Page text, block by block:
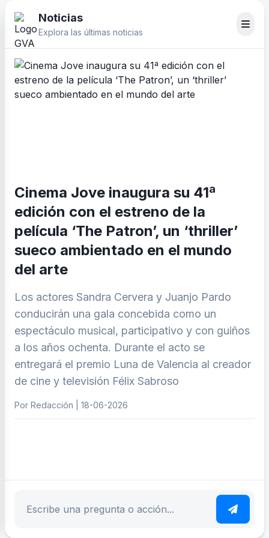
Noticias
Explora las últimas noticias
Cinema Jove inaugura su 41ª
edición con el estreno de la
película ‘The Patron’, un ‘thriller’
sueco ambientado en el mundo
del arte
Los actores Sandra Cervera y Juanjo Pardo
conducirán una gala concebida como un
espectáculo musical, participativo y con guiños
a los años ochenta. Durante el acto se
entregará el premio Luna de Valencia al creador
de cine y televisión Félix Sabroso
Por Redacción | 18-06-2026
Escribe tu pregunta